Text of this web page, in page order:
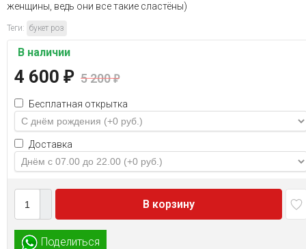
женщины, ведь они все такие сластёны)
Теги: букет роз
В наличии
4 600 ₽ 5 200₽
Бесплатная открытка
Доставка
В корзину
Поделиться